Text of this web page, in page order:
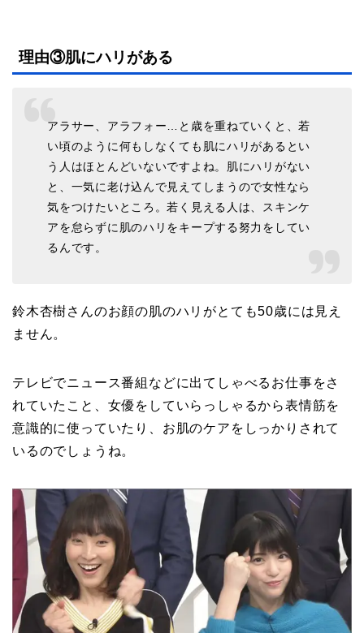
理由③肌にハリがある
アラサー、アラフォー…と歳を重ねていくと、若
い頃のように何もしなくても肌にハリがあるとい
う人はほとんどいないですよね。肌にハリがない
と、一気に老け込んで見えてしまうので女性なら
気をつけたいところ。若く見える人は、スキンケ
アを怠らずに肌のハリをキープする努力をしてい
るんです。
鈴木杏樹さんのお顔の肌のハリがとても50歳には見え
ません。
テレビでニュース番組などに出てしゃべるお仕事をさ
れていたこと、女優をしていらっしゃるから表情筋を
意識的に使っていたり、お肌のケアをしっかりされて
いるのでしょうね。